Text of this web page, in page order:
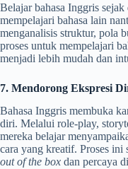
Belajar bahasa Inggris
mempelajari bahasa lain
menganalisis struktur, pola
proses untuk mempelajari
menjadi lebih mudah dan
7. Mendorong Ekspresi
Bahasa Inggris membuka
diri. Melalui role-play,
mereka belajar
cara yang kreatif. Proses ini
out of the box dan percaya